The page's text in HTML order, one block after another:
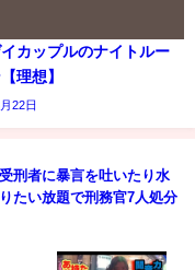
カップルのナイトルー
理想】
22日
刑者に暴言を吐いたり水
たい放題で刑務官7人処分